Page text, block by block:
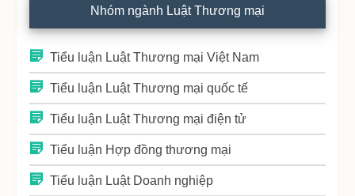
Nhóm ngành Luật Thương mại
Tiểu luận Luật Thương mại Việt Nam
Tiểu luận Luật Thương mại quốc tế
Tiểu luận Luật Thương mại điện tử
Tiểu luận Hợp đồng thương mại
Tiểu luận Luật Doanh nghiệp